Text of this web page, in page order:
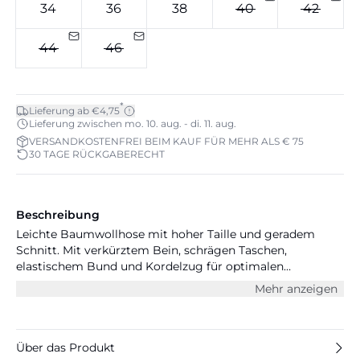
34 36 38 40 42
44 46
Lieferung ab €4,75*
Lieferung zwischen mo. 10. aug. - di. 11. aug.
VERSANDKOSTENFREI BEIM KAUF FÜR MEHR ALS € 75
30 TAGE RÜCKGABERECHT
Beschreibung
Leichte Baumwollhose mit hoher Taille und geradem
Schnitt. Mit verkürztem Bein, schrägen Taschen,
elastischem Bund und Kordelzug für optimalen
Mehr anzeigen
Über das Produkt